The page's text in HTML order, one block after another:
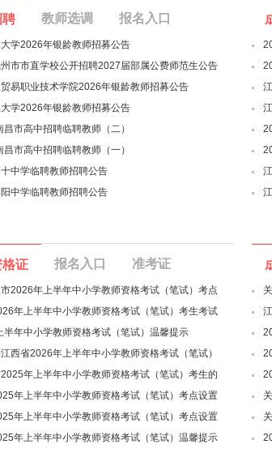
聘 教师选调 报名入口
学2026年银龄教师招募公告
市市直学校公开招聘2027届部属公费师范生公告
易职业技术学院2026年银龄教师招募公告
学2026年银龄教师招募公告
市高中招聘临聘教师（二）
市高中招聘临聘教师（一）
中学临聘教师招聘公告
中学临聘教师招聘公告
证 报名入口 准考证
2026年上半年中小学教师资格考试（笔试）考点
年上半年中小学教师资格考试（笔试）考生考试
半年中小学教师资格考试（笔试）温馨提示
西省2026年上半年中小学教师资格考试（笔试）
年上半年中小学教师资格考试（笔试）考生的
年上半年中小学教师资格考试（笔试）考点设置
年上半年中小学教师资格考试（笔试）考点设置
年上半年中小学教师资格考试（笔试）温馨提示